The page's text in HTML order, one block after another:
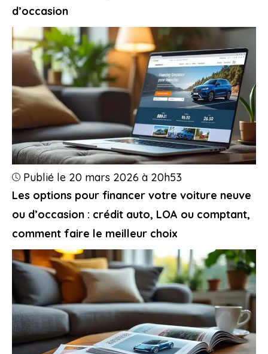
d’occasion
Les options pour financer votre voiture neuve
ou d’occasion : crédit auto, LOA ou comptant,
comment faire le meilleur choix
Publié le 20 mars 2026 à 20h53